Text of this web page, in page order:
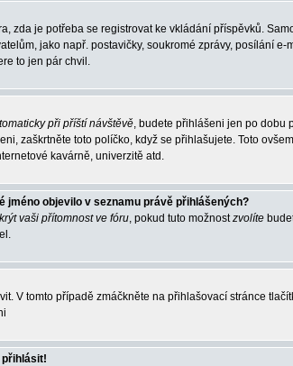
zda je potřeba se registrovat ke vkládání příspěvků.
jako např. postavičky, soukromé zprávy, posílání
to jen pár chvil.
při příští návštěvě, budete přihlášeni jen po dobu
zaškrtněte toto políčko, když se přihlašujete. Toto
kavárně, univerzitě atd.
jméno objevilo v seznamu právě přihlášených?
vaši přítomnost ve fóru, pokud tuto možnostzvolíte
V tomto případě zmáčkněte na přihlašovací stránce
přihlásit!